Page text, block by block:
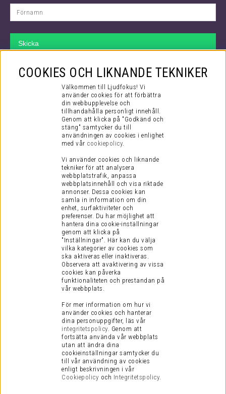
Skicka
VÅR SUPPORT
ditt köp och efter. Även efter att du checkat ut i kassan så fortsätter
Via mail kommer du i kontakt med vår kompetenta kundtjänst som
mer än gärna hjälper dig med alla dina frågor, stora som små!
Du når oss på supporten:
support@ljudfokus.se
(vardagar kl 8-17)
KUNDINFORMATION
Vi är en certifierad E-handel
COOKIES OCH LIKNANDE TEKNIKER
Välkommen till Ljudfokus! Vi
använder cookies för att förbättra
din webbupplevelse och
tillhandahålla personligt innehåll.
Genom att klicka på "Godkänd och
stäng" samtycker du till
användningen av cookies i enlighet
med vår cookiepolicy.
Vi använder cookies och liknande
tekniker för att analysera
webbplatstrafik, anpassa
webbplatsinnehåll och visa riktade
annonser. Dessa cookies kan
samla in information om din
enhet, surfaktiviteter och
preferenser. Du har möjlighet att
hantera dina cookie-inställningar
genom att klicka på
"Inställningar". Här kan du välja
vilka kategorier av cookies som
ska aktiveras eller inaktiveras.
Observera att avaktivering av vissa
cookies kan påverka
funktionaliteten och prestandan på
vår webbplats.
För mer information om hur vi
använder cookies och hanterar
dina personuppgifter, läs vår
integritetspolicy. Genom att
fortsätta använda vår webbplats
utan att ändra dina
cookieinställningar samtycker du
till vår användning av cookies
enligt beskrivningen i vår
Cookiepolicy och Integritetspolicy.